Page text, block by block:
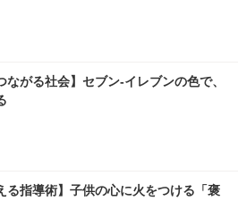
ながる社会】セブン‐イレブンの色で、
る指導術】子供の心に火をつける「褒